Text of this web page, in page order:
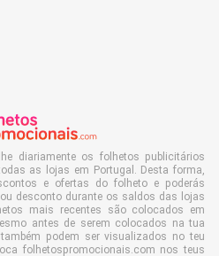
diariamente os folhetos publicitários
as lojas em Portugal. Desta forma,
e ofertas do folheto e poderás
desconto durante os saldos das lojas
mais recentes são colocados em
antes de serem colocados na tua
podem ser visualizados no teu
folhetospromocionais.com nos teus